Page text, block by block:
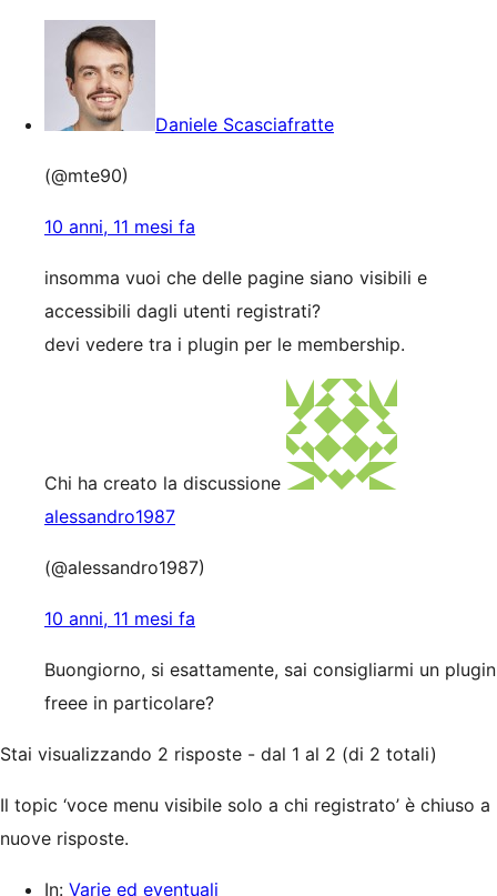
Daniele Scasciafratte
(@mte90)
10 anni, 11 mesi fa
insomma vuoi che delle pagine siano visibili e
accessibili dagli utenti registrati?
devi vedere tra i plugin per le membership.
Chi ha creato la discussione
alessandro1987
(@alessandro1987)
10 anni, 11 mesi fa
Buongiorno, si esattamente, sai consigliarmi un plugin
freee in particolare?
Stai visualizzando 2 risposte - dal 1 al 2 (di 2 totali)
Il topic ‘voce menu visibile solo a chi registrato’ è chiuso a
nuove risposte.
In: Varie ed eventuali